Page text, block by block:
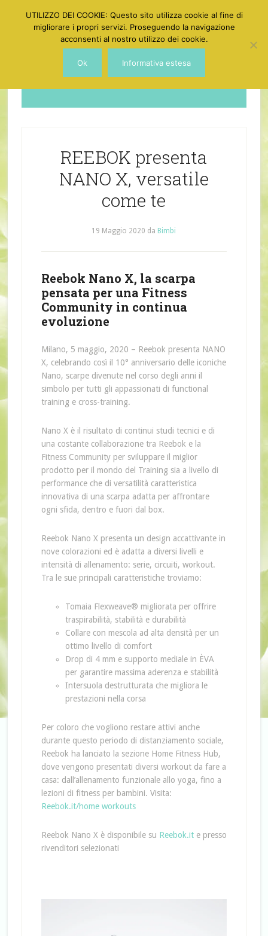
Dotgirl
REEBOK presenta
NANO X, versatile
come te
19 Maggio 2020 da Bimbi
Reebok Nano X, la scarpa
pensata per una Fitness
Community in continua
evoluzione
Milano, 5 maggio, 2020 – Reebok presenta NANO
X, celebrando così il 10° anniversario delle iconiche
Nano, scarpe divenute nel corso degli anni il
simbolo per tutti gli appassionati di functional
training e cross-training.
Nano X è il risultato di continui studi tecnici e di
una costante collaborazione tra Reebok e la
Fitness Community per sviluppare il miglior
prodotto per il mondo del Training sia a livello di
performance che di versatilità caratteristica
innovativa di una scarpa adatta per affrontare
ogni sfida, dentro e fuori dal box.
Reebok Nano X presenta un design accattivante in
nove colorazioni ed è adatta a diversi livelli e
intensità di allenamento: serie, circuiti, workout.
Tra le sue principali caratteristiche troviamo:
Tomaia Flexweave® migliorata per offrire
traspirabilità, stabilità e durabilità
Collare con mescola ad alta densità per un
ottimo livello di comfort
Drop di 4 mm e supporto mediale in ÈVA
per garantire massima aderenza e stabilità
Intersuola destrutturata che migliora le
prestazioni nella corsa
Per coloro che vogliono restare attivi anche
durante questo periodo di distanziamento sociale,
Reebok ha lanciato la sezione Home Fitness Hub,
dove vengono presentati diversi workout da fare a
casa: dall’allenamento funzionale allo yoga, fino a
lezioni di fitness per bambini. Visita:
Reebok.it/home workouts
Reebok Nano X è disponibile su Reebok.ite presso
rivenditori selezionati
UTILIZZO DEI COOKIE: Questo sito utilizza cookie al fine di
migliorare i propri servizi. Proseguendo la navigazione
acconsenti al nostro utilizzo dei cookie.
Ok Informativa estesa